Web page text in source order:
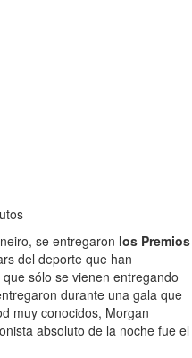
se entregaron los Premios
del deporte que han
sólo se vienen entregando
durante una gala que
muy conocidos, Morgan
absoluto de la noche fue el